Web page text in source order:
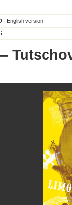
English version